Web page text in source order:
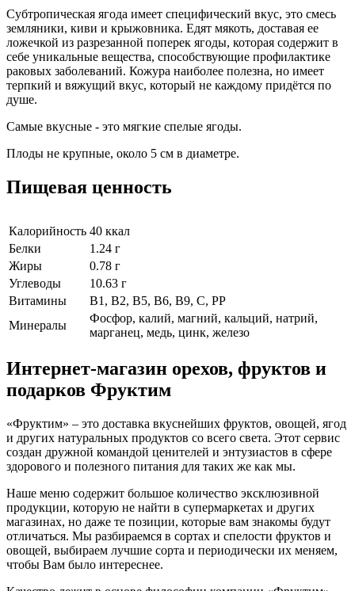
Субтропическая ягода имеет специфический вкус, это смесь
земляники, киви и крыжовника. Едят мякоть, доставая ее
ложечкой из разрезанной поперек ягоды, которая содержит в
себе уникальные вещества, способствующие профилактике
раковых заболеваний. Кожура наиболее полезна, но имеет
терпкий и вяжущий вкус, который не каждому придётся по
душе.
Самые вкусные - это мягкие спелые ягоды.
Плоды не крупные, около 5 см в диаметре.
Пищевая ценность
Калорийность 40 ккал
Белки
1.24 г
Жиры
0.78 г
Углеводы
10.63 г
Витамины
В1, В2, В5, В6, В9, С, РР
Минералы
Фосфор, калий, магний, кальций, натрий,
марганец, медь, цинк, железо
Интернет-магазин орехов, фруктов и
подарков Фруктим
«Фруктим» – это доставка вкуснейших фруктов, овощей, ягод
и других натуральных продуктов со всего света. Этот сервис
создан дружной командой ценителей и энтузиастов в сфере
здорового и полезного питания для таких же как мы.
Наше меню содержит большое количество эксклюзивной
продукции, которую не найти в супермаркетах и других
магазинах, но даже те позиции, которые вам знакомы будут
отличаться. Мы разбираемся в сортах и спелости фруктов и
овощей, выбираем лучшие сорта и периодически их меняем,
чтобы Вам было интереснее.